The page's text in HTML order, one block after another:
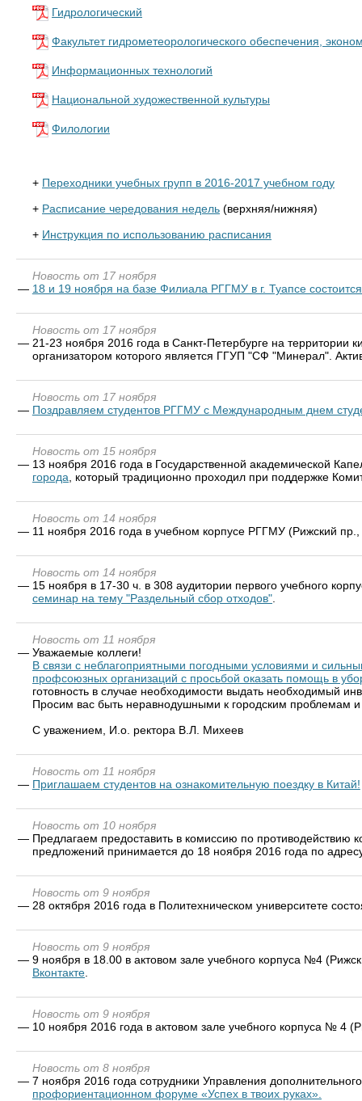
Гидрологический
Факультет гидрометеорологического обеспечения,
Информационных технологий
Национальной художественной культуры
Филологии
+ Переходники учебных групп в 2016-2017 учебном году
+ Расписание чередования недель (верхняя/нижняя)
+ Инструкция по использованию расписания
Новость от 17 ноября
— 18 и 19 ноября на базе Филиала РГГМУ в г. Туапсе
Новость от 17 ноября
— 21-23 ноября 2016 года в Санкт-Петербурге на территории
организатором которого является ГГУП "СФ "Минерал".
Новость от 17 ноября
— Поздравляем студентов РГГМУ с Международным днем
Новость от 15 ноября
— 13 ноября 2016 года в Государственной академической
города , который традиционно проходил при поддержке
Новость от 14 ноября
— 11 ноября 2016 года в учебном корпусе РГГМУ (Рижский
Новость от 14 ноября
— 15 ноября в 17-30 ч. в 308 аудитории первого учебного
семинар на тему "Раздельный сбор отходов"
Новость от 11 ноября
— Уважаемые коллеги!
В связи с неблагоприятными погодными условиями и
профсоюзных организаций с просьбой оказать помощь в
готовность в случае необходимости выдать необходимый
Просим вас быть неравнодушными к городским проблемам и
С уважением, И.о. ректора В.Л. Михеев
Новость от 11 ноября
— Приглашаем студентов на ознакомительную поездку в Китай!
Новость от 10 ноября
— Предлагаем предоставить в комиссию по
предложений принимается до 18 ноября 2016 года по
Новость от 9 ноября
— 28 октября 2016 года в Политехническом университете
Новость от 9 ноября
— 9 ноября в 18.00 в актовом зале учебного корпуса №4
Вконтакте
Новость от 9 ноября
— 10 ноября 2016 года в актовом зале учебного корпуса № 4
Новость от 8 ноября
— 7 ноября 2016 года сотрудники Управления
профориентационном форуме «Успех в твоих руках».